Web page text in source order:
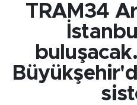
TRAM34